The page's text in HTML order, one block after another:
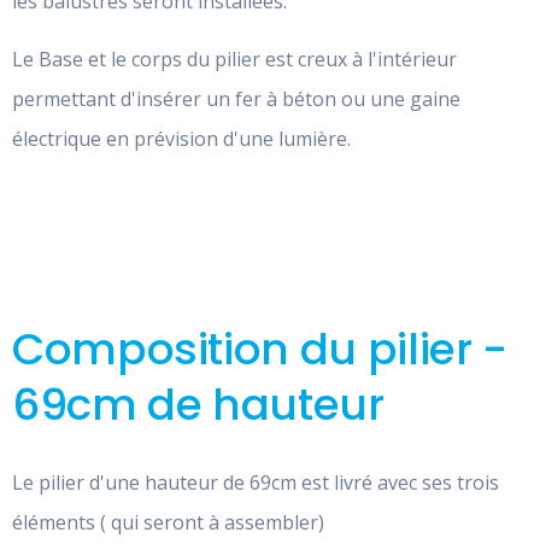
Le Base et le corps du pilier est creux à l'intérieur
permettant d'insérer un fer à béton ou une gaine
électrique en prévision d'une lumière.
Composition du pilier -
69cm de hauteur
Le pilier d'une hauteur de 69cm est livré avec ses trois
éléments ( qui seront à assembler)